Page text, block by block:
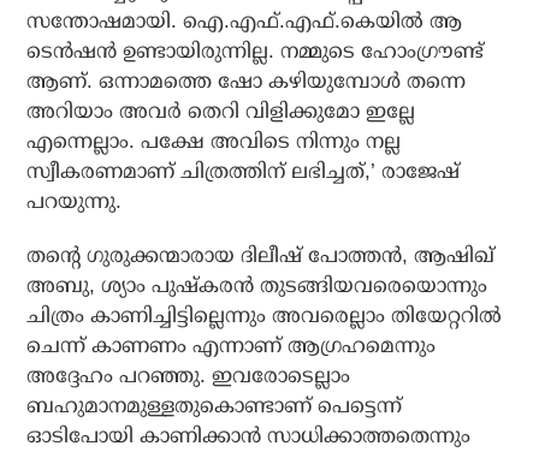
സന്തോഷമായി. ഐ.എഫ്.എഫ്.കെയില്‍ ആ
ടെന്‍ഷന്‍ ഉണ്ടായിരുന്നില്ല. നമ്മുടെ ഹോംഗ്രൗണ്ട്
ആണ്. ഒന്നാമത്തെ ഷോ കഴിയുമ്പോള്‍ തന്നെ
അറിയാം അവര്‍ തെറി വിളിക്കുമോ ഇല്ലേ
എന്നെല്ലാം. പക്ഷേ അവിടെ നിന്നും നല്ല
സ്വീകരണമാണ് ചിത്രത്തിന് ലഭിച്ചത്,’ രാജേഷ്
പറയുന്നു.
തന്റെ ഗുരുക്കന്മാരായ ദിലീഷ് പോത്തന്‍, ആഷിഖ്
അബു, ശ്യാം പുഷ്‌കരന്‍ തുടങ്ങിയവരെയൊന്നും
ചിത്രം കാണിച്ചിട്ടില്ലെന്നും അവരെല്ലാം തിയേറ്ററില്‍
ചെന്ന് കാണണം എന്നാണ് ആഗ്രഹമെന്നും
അദ്ദേഹം പറഞ്ഞു. ഇവരോടെല്ലാം
ബഹുമാനമുള്ളതുകൊണ്ടാണ് പെട്ടെന്ന്
ഓടിപോയി കാണിക്കാന്‍ സാധിക്കാത്തതെന്നും